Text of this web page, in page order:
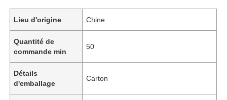
Lieu d'origine Chine
Quantité de
commande min
50
Détails
d'emballage
Carton